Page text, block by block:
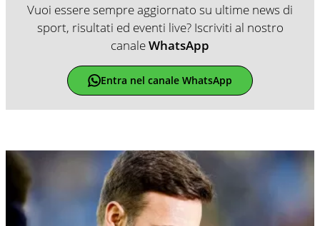
Vuoi essere sempre aggiornato su ultime news di
sport, risultati ed eventi live? Iscriviti al nostro
canaleWhatsApp
Entra nel canale WhatsApp